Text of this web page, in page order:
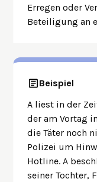
Erregen oder
Beteiligung an
Beispiel
A liest in der
der am Vortag
die Täter noch
Polizei um
Hotline. A
seiner Tochter,